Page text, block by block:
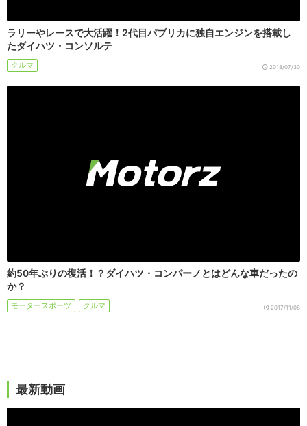
ラリーやレースで大活躍！2代目パブリカに独自エンジンを搭載し
たダイハツ・コンソルテ
クルマ 2018/07/30
約50年ぶりの復活！？ダイハツ・コンパーノとはどんな車だったの
か？
モータースポーツ クルマ 2017/11/08
最新動画